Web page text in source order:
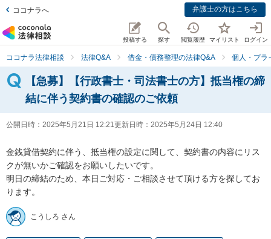
ココナラへ 弁護士の方はこちら
投稿する 探す 閲覧履歴 マイリスト ログイン
ココナラ法律相談 法律Q&A 借金・債務整理の法律Q&A 個人・プラ
【急募】【行政書士・司法書士の方】抵当権の締
結に伴う契約書の確認のご依頼
公開日時： 2025年5月21日 12:21更新日時： 2025年5月24日 12:40
金銭貸借契約に伴う、抵当権の設定に関して、契約書の内容にリス
クが無いかご確認をお願いしたいです。
明日の締結のため、本日ご対応・ご相談させて頂ける方を探してお
ります。
こうしろ さん